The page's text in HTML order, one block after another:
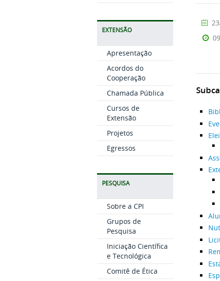
EXTENSÃO
Apresentação
Acordos do
Cooperação
Chamada Pública
Cursos de
Extensão
Projetos
Egressos
PESQUISA
Sobre a CPI
Grupos de
Pesquisa
Iniciação Científica
e Tecnológica
Comitê de Ética